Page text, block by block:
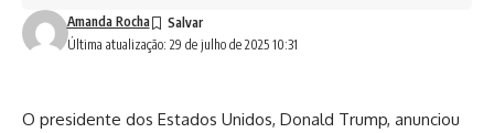
Última atualização: 29 de julho de 2025 10:31
Amanda Rocha
O presidente dos Estados Unidos, Donald Trump, anunciou